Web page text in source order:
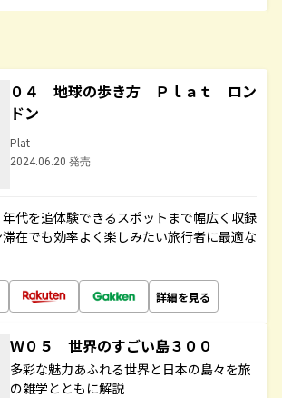
０４ 地球の歩き方 Ｐｌａｔ ロン
ドン
Plat
2024.06.20 発売
代を追体験できるスポットまで幅広く収録
在でも効率よく楽しみたい旅行者に最適な
詳細を見る
Ｗ０５ 世界のすごい島３００
多彩な魅力あふれる世界と日本の島々を旅
の雑学とともに解説